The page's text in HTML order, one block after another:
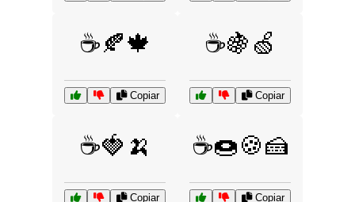
☕🍂🍁
Copiar
☕🍇🍏
Copiar
☕🍓🍌
Copiar
☕🍩🍪🍰
Copiar